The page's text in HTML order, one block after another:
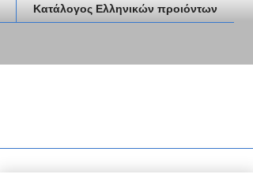
Κατάλογος Ελληνικών προιόντων